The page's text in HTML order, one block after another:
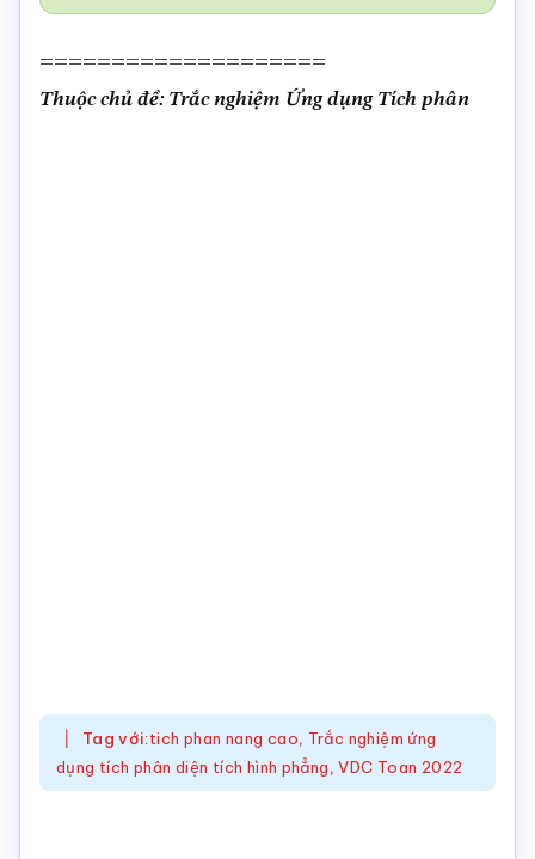
====================
Thuộc chủ đề: Trắc nghiệm Ứng dụng Tích phân
Tag với:tich phan nang cao, Trắc nghiệm ứng
dụng tích phân diện tích hình phẳng,VDC Toan 2022